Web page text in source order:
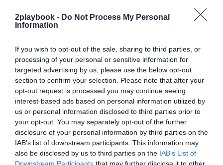
2playbook - Do Not Process My Personal
Information
If you wish to opt-out of the sale, sharing to third parties, or
processing of your personal or sensitive information for
targeted advertising by us, please use the below opt-out
section to confirm your selection. Please note that after your
opt-out request is processed you may continue seeing
interest-based ads based on personal information utilized by
us or personal information disclosed to third parties prior to
your opt-out. You may separately opt-out of the further
disclosure of your personal information by third parties on the
IAB’s list of downstream participants. This information may
also be disclosed by us to third parties on the IAB’s List of
Downstream Participants that may further disclose it to other
2Playbook
El Alavés renueva a Silken para el frontal del